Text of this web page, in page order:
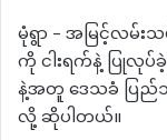
မုံရွာ – အမြင့်လမ်
ကို ငါးရက်နဲ့ ပြုလု
နဲ့အတူ ဒေသခံ ပြည်
လို့ ဆိုပါတယ်။